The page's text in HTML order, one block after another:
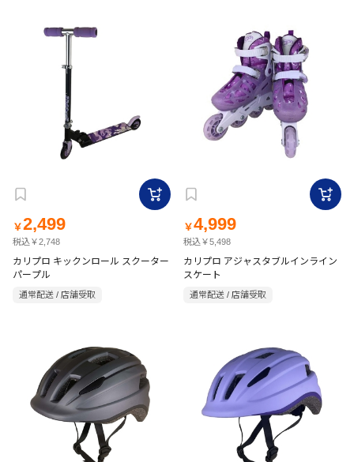
￥2,499
税込￥2,748
カリプロ キックンロール スクーター
パープル
通常配送 / 店舗受取
￥4,999
税込￥5,498
カリプロ アジャスタブルインライン
スケート
通常配送 / 店舗受取